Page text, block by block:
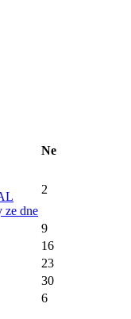
Ne
ze dne
2
9
16
23
30
6